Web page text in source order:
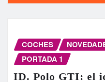
COCHES
PORTADA 1
ID. Polo GTI: el